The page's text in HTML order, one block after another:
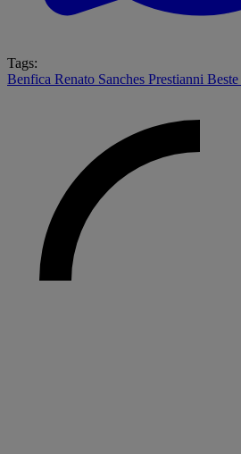
Tags:
Benfica Renato Sanches Prestianni Beste